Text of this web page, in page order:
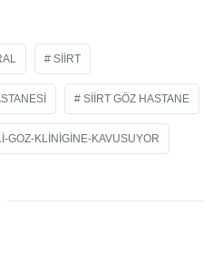
SIIRT
SIIRT GÖZ HASTANE
GOZ-KLINIGINE-KAVUSUYOR